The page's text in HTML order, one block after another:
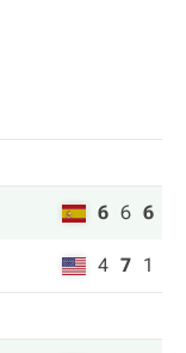
6 6 6
4 7 1